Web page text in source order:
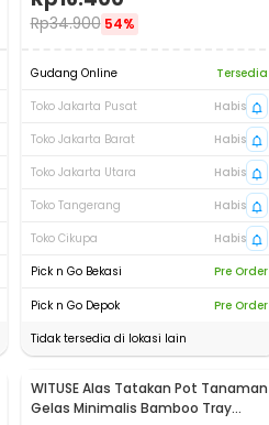
Rp34.900 54%
Gudang Online
Tersedia
Toko Jakarta Pusat
Habis
Toko Jakarta Barat
Habis
Toko Jakarta Utara
Habis
Toko Tangerang
Habis
Toko Cikupa
Habis
Pick n Go Bekasi
Pre Order
Pick n Go Depok
Pre Order
Tidak tersedia di lokasi lain
WITUSE Alas Tatakan Pot Tanaman
Gelas Minimalis Bamboo Tray